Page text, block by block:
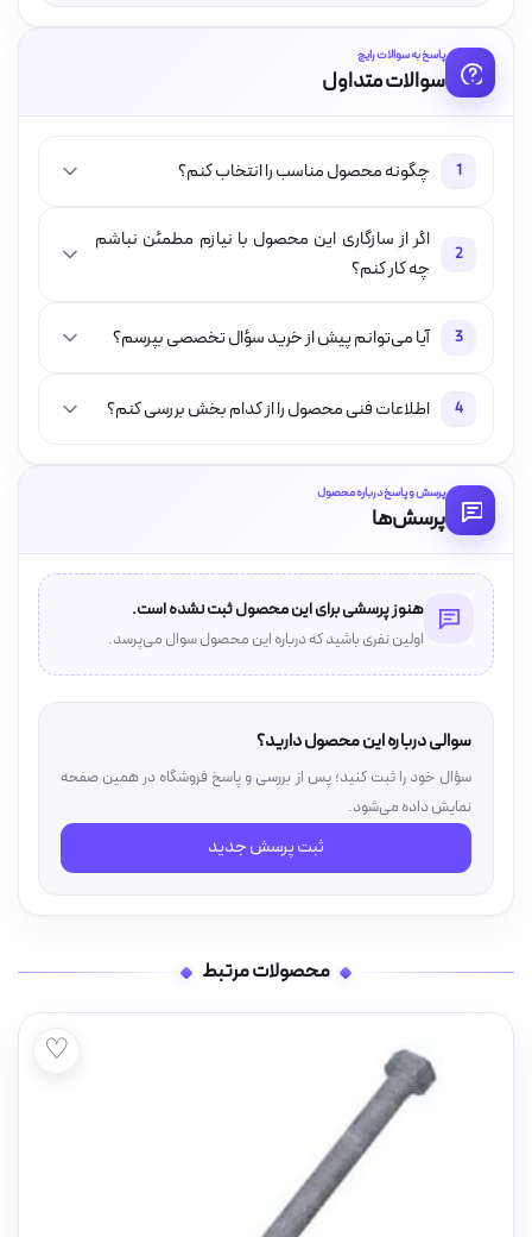
پاسخ به سوالات رایج
سوالات متداول
1 چگونه محصول مناسب را انتخاب کنم؟
2
اگر از سازگاری این محصول با نیازم مطمئن نباشم
چه کار کنم؟
3 آیا می‌توانم پیش از خرید سؤال تخصصی بپرسم؟
4 اطلاعات فنی محصول را از کدام بخش بررسی کنم؟
پرسش و پاسخ درباره محصول
پرسش‌ها
هنوز پرسشی برای این محصول ثبت نشده است.
اولین نفری باشید که درباره این محصول سوال می‌پرسد.
سوالی درباره این محصول دارید؟
سؤال خود را ثبت کنید؛ پس از بررسی و پاسخ فروشگاه در همین صفحه
نمایش داده می‌شود.
ثبت پرسش جدید
محصولات مرتبط
♡